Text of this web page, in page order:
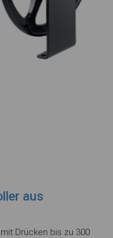
aus
Drücken bis zu 300